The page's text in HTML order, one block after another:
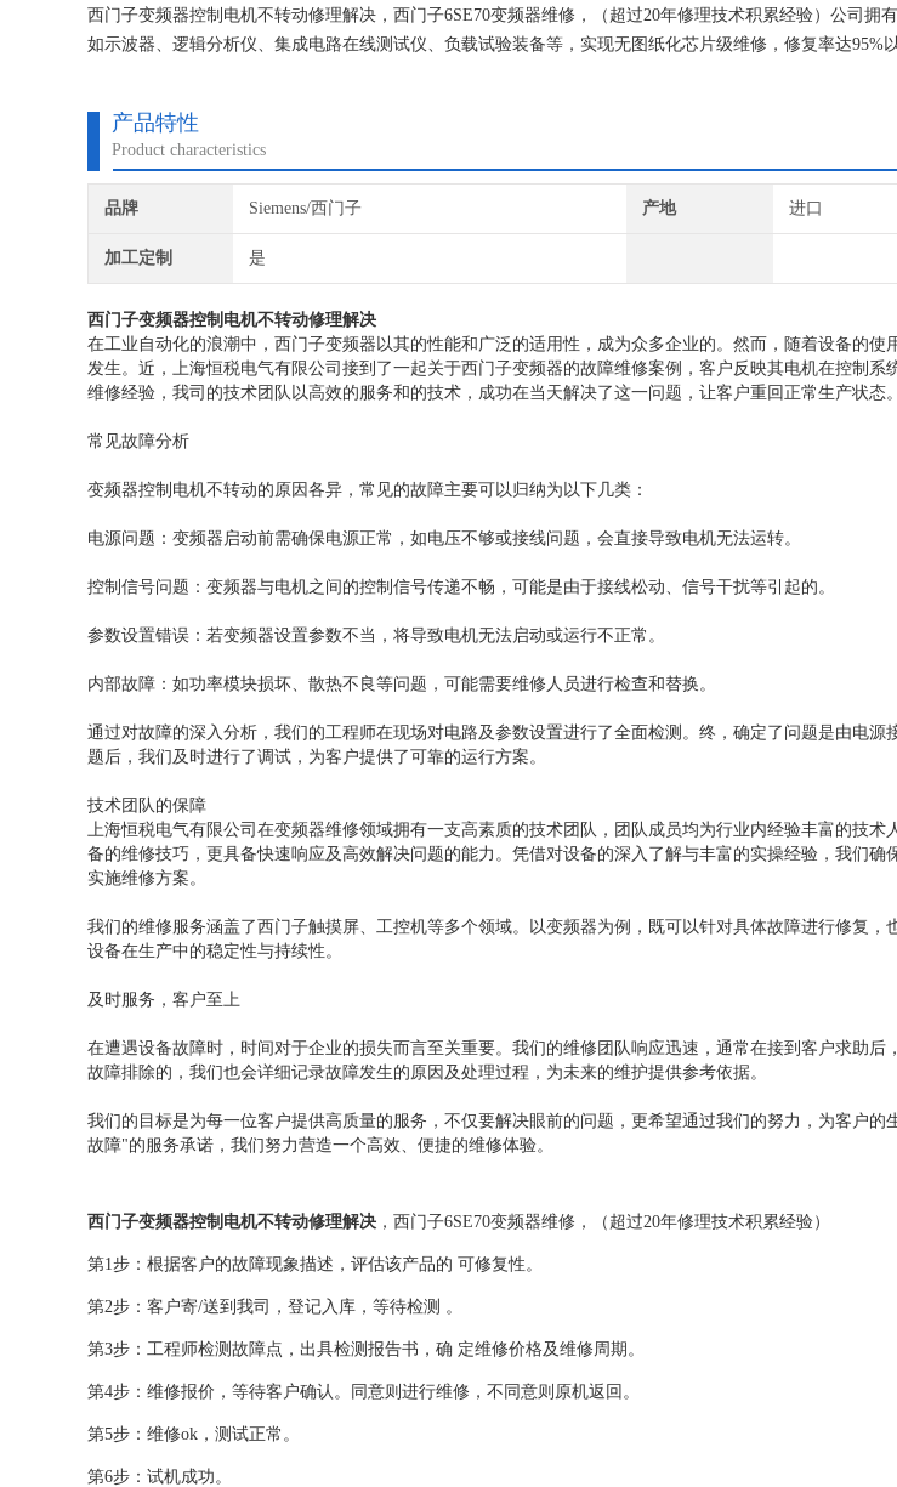
西门子变频器控制电机不转动修理解决，西门子6SE70变频器维修，（超过20年修理技术积累经验）公司拥
如示波器、逻辑分析仪、集成电路在线测试仪、负载试验装备等，实现无图纸化芯片级维修，修复率达95%以
产品特性
Product characteristics
品牌 Siemens/西门子 产地 进口
加工定制 是
西门子变频器控制电机不转动修理解决
在工业自动化的浪潮中，西门子变频器以其的性能和广泛的适用性，成为众多企业的。然而，随着设备的使
发生。近，上海恒税电气有限公司接到了一起关于西门子变频器的故障维修案例，客户反映其电机在控制系
维修经验，我司的技术团队以高效的服务和的技术，成功在当天解决了这一问题，让客户重回正常生产状态。
常见故障分析
变频器控制电机不转动的原因各异，常见的故障主要可以归纳为以下几类：
电源问题：变频器启动前需确保电源正常，如电压不够或接线问题，会直接导致电机无法运转。
控制信号问题：变频器与电机之间的控制信号传递不畅，可能是由于接线松动、信号干扰等引起的。
参数设置错误：若变频器设置参数不当，将导致电机无法启动或运行不正常。
内部故障：如功率模块损坏、散热不良等问题，可能需要维修人员进行检查和替换。
通过对故障的深入分析，我们的工程师在现场对电路及参数设置进行了全面检测。终，确定了问题是由电源
题后，我们及时进行了调试，为客户提供了可靠的运行方案。
技术团队的保障
上海恒税电气有限公司在变频器维修领域拥有一支高素质的技术团队，团队成员均为行业内经验丰富的技术
备的维修技巧，更具备快速响应及高效解决问题的能力。凭借对设备的深入了解与丰富的实操经验，我们确
实施维修方案。
我们的维修服务涵盖了西门子触摸屏、工控机等多个领域。以变频器为例，既可以针对具体故障进行修复，
设备在生产中的稳定性与持续性。
及时服务，客户至上
在遭遇设备故障时，时间对于企业的损失而言至关重要。我们的维修团队响应迅速，通常在接到客户求助后
故障排除的，我们也会详细记录故障发生的原因及处理过程，为未来的维护提供参考依据。
我们的目标是为每一位客户提供高质量的服务，不仅要解决眼前的问题，更希望通过我们的努力，为客户的
故障"的服务承诺，我们努力营造一个高效、便捷的维修体验。
西门子变频器控制电机不转动修理解决 ，西门子6SE70变频器维修，（超过20年修理技术积累经验）
第1步：根据客户的故障现象描述，评估该产品的 可修复性。
第2步：客户寄/送到我司，登记入库，等待检测 。
第3步：工程师检测故障点，出具检测报告书，确 定维修价格及维修周期。
第4步：维修报价，等待客户确认。同意则进行维修，不同意则原机返回。
第5步：维修ok，测试正常。
第6步：试机成功。